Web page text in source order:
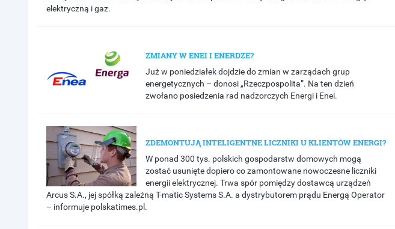
elektryczną i gaz.
ZMIANY W ENEI I ENERDZE?
Już w poniedziałek dojdzie do zmian w zarządach grup
energetycznych – donosi „Rzeczpospolita”. Na ten dzień
zwołano posiedzenia rad nadzorczych Energi i Enei.
ZDEMONTUJĄ INTELIGENTNE LICZNIKI U KLIENTÓW ENERGI?
W ponad 300 tys. polskich gospodarstw domowych mogą
zostać usunięte dopiero co zamontowane nowoczesne liczniki
energii elektrycznej. Trwa spór pomiędzy dostawcą urządzeń
Arcus S.A., jej spółką zależną T-matic Systems S.A. a dystrybutorem prądu Energą Operator
– informuje polskatimes.pl.